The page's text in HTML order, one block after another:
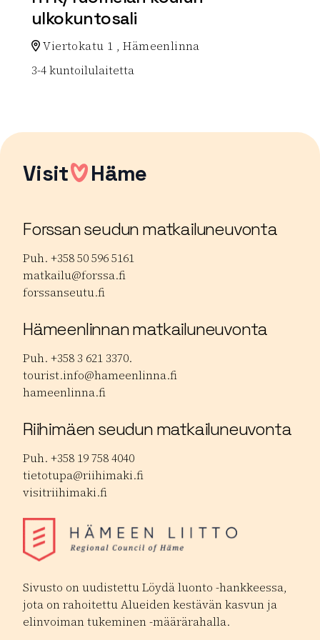
ulkokuntosali
Viertokatu 1 , Hämeenlinna
3-4 kuntoilulaitetta
Visit Häme
Forssan seudun matkailuneuvonta
Puh. +358 50 596 5161
matkailu@forssa.fi
forssanseutu.fi
Hämeenlinnan matkailuneuvonta
Puh. +358 3 621 3370.
tourist.info@hameenlinna.fi
hameenlinna.fi
Riihimäen seudun matkailuneuvonta
Puh. +358 19 758 4040
tietotupa@riihimaki.fi
visitriihimaki.fi
Sivusto on uudistettu Löydä luonto -hankkeessa,
jota on rahoitettu Alueiden kestävän kasvun ja
elinvoiman tukeminen -määrärahalla.